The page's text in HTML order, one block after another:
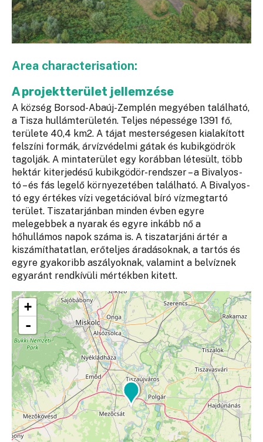
Area characterisation:
A projektterület jellemzése
A község Borsod-Abaúj-Zemplén megyében található,
a Tisza hullámterületén. Teljes népessége 1391 fő,
területe 40,4 km2. A tájat mesterségesen kialakított
felszíni formák, árvízvédelmi gátak és kubikgödrök
tagolják. A mintaterület egy korábban létesült, több
hektár kiterjedésű kubikgödör-rendszer – a Bivalyos-
tó – és fás legelő környezetében található. A Bivalyos-
tó egy értékes vízi vegetációval bíró vízmegtartó
terület. Tiszatarjánban minden évben egyre
melegebbek a nyarak és egyre inkább nő a
hőhullámos napok száma is. A tiszatarjáni ártér a
kiszámíthatatlan, erőteljes áradásoknak, a tartós és
egyre gyakoribb aszályoknak, valamint a belvíznek
egyaránt rendkívüli mértékben kitett.
+
-